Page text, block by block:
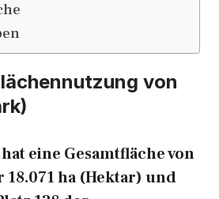
von
eine Gesamtfläche von
18.071 ha (Hektar) und